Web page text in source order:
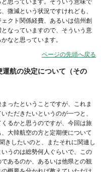
思っています。そういう意味で
微減という状況ですけれども、
クト関係経費、あるいは信州創
なっていますので、そういう意
なと思っています。
ページの先頭へ戻る
航の決定について（その
ったということですが、これま
ただきたいというのが一つと、
るかと思うのですが、今回は旅
大韓航空の方と定期便について
きしたいのと、またそれに関連し
うのは総勢何人ぐらいで、この
あるのか、あるいは他県との観